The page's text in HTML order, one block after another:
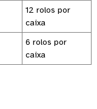
12 rolos por
caixa
6 rolos por
caixa